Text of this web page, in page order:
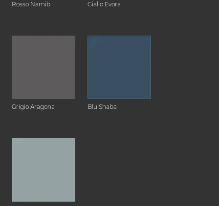
Rosso Namib Giallo Evora
Grigio Aragona Blu Shaba